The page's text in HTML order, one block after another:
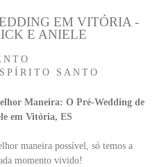
SANTO
EM VITÓRIA -
E ANIELE
Maneira: O Pré-Wedding de
em Vitória, ES
maneira possível, só temos a
momento vivido!